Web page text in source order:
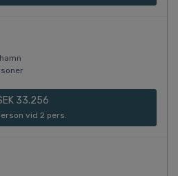
33.256
vid 2 pers.